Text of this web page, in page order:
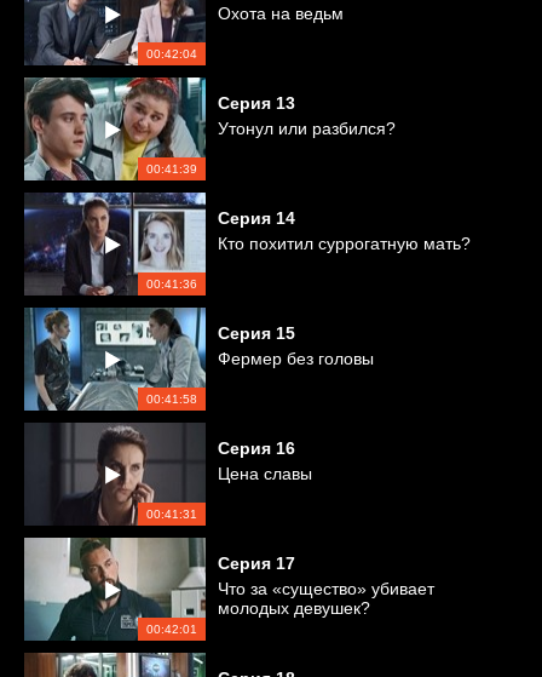
00:42:04
Охота на ведьм
00:41:39
Серия 13
Утонул или разбился?
00:41:36
Серия 14
Кто похитил суррогатную мать?
00:41:58
Серия 15
Фермер без головы
00:41:31
Серия 16
Цена славы
00:42:01
Серия 17
Что за «существо» убивает
молодых девушек?